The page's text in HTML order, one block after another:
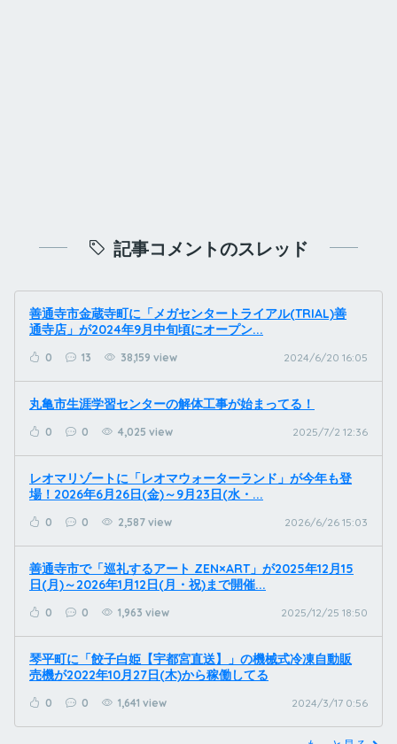
記事コメントのスレッド
善通寺市金蔵寺町に「メガセンタートライアル(TRIAL)善
通寺店」が2024年9月中旬頃にオープン...
0 13 38,159 view 2024/6/20 16:05
丸亀市生涯学習センターの解体工事が始まってる！
0 0 4,025 view 2025/7/2 12:36
レオマリゾートに「レオマウォーターランド」が今年も登
場！2026年6月26日(金)～9月23日(水・...
0 0 2,587 view 2026/6/26 15:03
善通寺市で「巡礼するアート ZEN×ART」が2025年12月15
日(月)～2026年1月12日(月・祝)まで開催...
0 0 1,963 view 2025/12/25 18:50
琴平町に「餃子白姫【宇都宮直送】」の機械式冷凍自動販
売機が2022年10月27日(木)から稼働してる
0 0 1,641 view 2024/3/17 0:56